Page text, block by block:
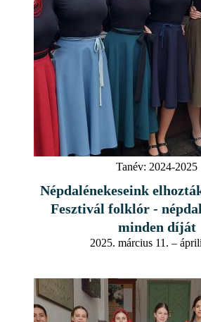
Tanév: 2024-2025
Népdalénekeseink
Fesztivál folklór -
minden díját
2025. március 11. –